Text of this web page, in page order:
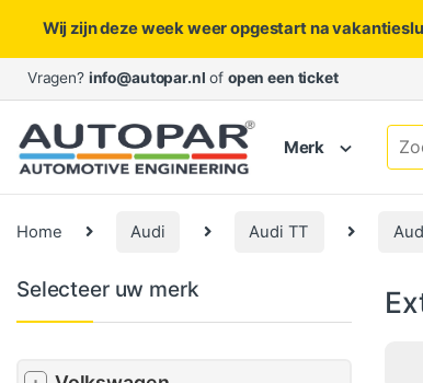
Wij zijn deze week weer opgestart na
Skip to navigation
Skip to content
Vragen? info@autopar.nl of open een ticket
Merk
Home Audi Audi TT
Selecteer uw merk